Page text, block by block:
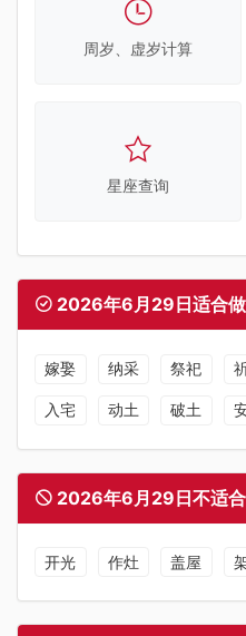
周岁、虚岁计算
星座查询
2026年6月29日适合
嫁娶 纳采 祭祀
入宅 动土 破土
2026年6月29日不适
开光 作灶 盖屋